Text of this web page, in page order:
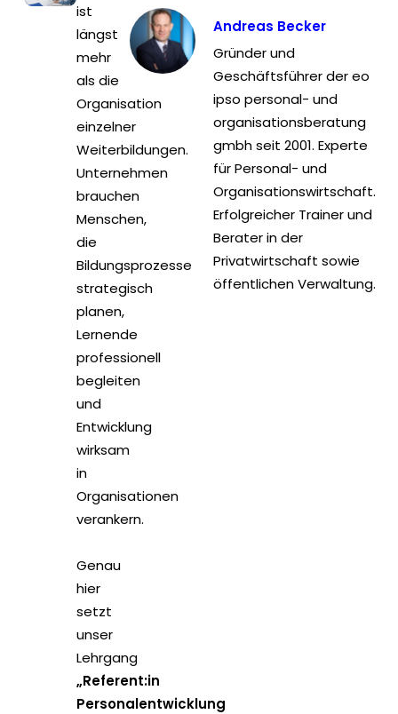
ist
längst
mehr
als die
Organisation
einzelner
Weiterbildungen.
Unternehmen
brauchen
Menschen,
die
Bildungsprozesse
strategisch
planen,
Lernende
professionell
begleiten
und
Entwicklung
wirksam
in
Organisationen
verankern.
Genau
hier
setzt
unser
Lehrgang
„Referent:in
Personalentwicklung
Andreas Becker
Gründer und
Geschäftsführer der eo
ipso personal- und
organisationsberatung
gmbh seit 2001. Experte
für Personal- und
Organisationswirtschaft.
Erfolgreicher Trainer und
Berater in der
Privatwirtschaft sowie
öffentlichen Verwaltung.